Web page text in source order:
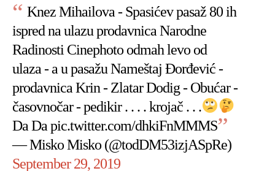
Knez Mihailova - Spasićev pasaž 80 ih
ispred na ulazu prodavnica Narodne
Radinosti Cinephoto odmah levo od
ulaza - a u pasažu Nameštaj Đorđević -
prodavnica Krin - Zlatar Dodig - Obućar -
časovnočar - pedikir . . . . krojač . . .
Da Da pic.twitter.com/dhkiFnMMMS
— Misko Misko (@todDM53izjASpRe)
September 29, 2019